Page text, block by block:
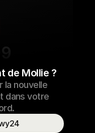
€69.99
Paid
T. Otter
de Mollie ?
la nouvelle
dans votre